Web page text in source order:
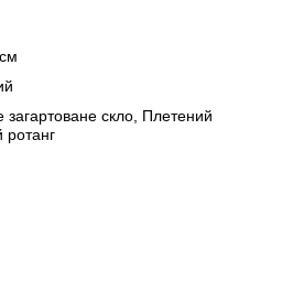
загартоване скло, Плетений
ротанг